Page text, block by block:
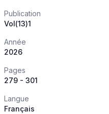
Publication
Vol(13)1
Année
2026
Pages
279 - 301
Langue
Français